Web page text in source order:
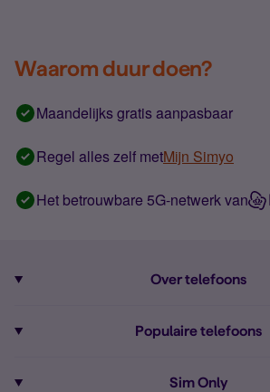
Waarom duur doen?
Maandelijks gratis aanpasbaar
Regel alles zelf metMijn Simyo
Het betrouwbare 5G-netwerk van
Over telefoons
Populaire telefoons
Sim Only